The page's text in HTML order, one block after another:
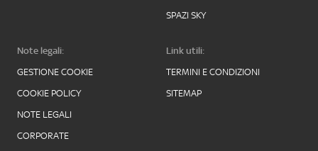
SPAZI SKY
Note legali:
GESTIONE COOKIE
COOKIE POLICY
NOTE LEGALI
CORPORATE
Link utili:
TERMINI E CONDIZIONI
SITEMAP